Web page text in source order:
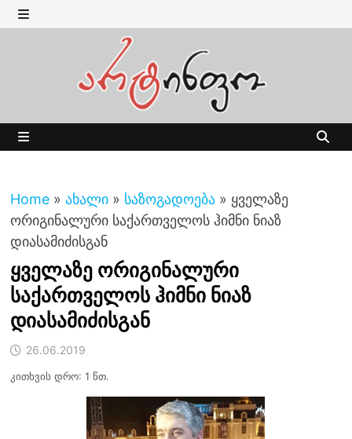
Skip
to MENU
Home » ახალი » საზოგადოება » ყველაზე
ორიგინალური საქართველოს ჰიმნი ნიაზ
დიასამიძისგან
ყველაზე ორიგინალური
საქართველოს ჰიმნი ნიაზ
დიასამიძისგან
26.06.2019
კითხვის დრო: 1 წთ.